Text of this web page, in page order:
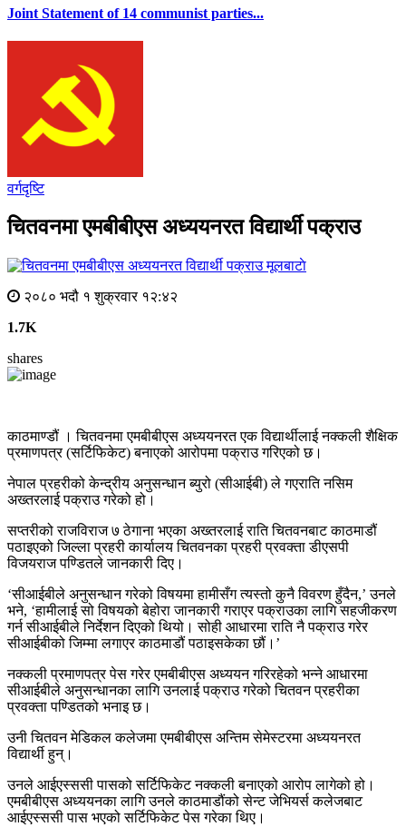
Joint Statement of 14 communist parties...
वर्गदृष्टि
चितवनमा एमबीबीएस अध्ययनरत विद्यार्थी पक्राउ
मूलबाटाे
२०८० भदौ १ शुक्रवार १२:४२
1.7K
shares
काठमाण्डौं । चितवनमा एमबीबीएस अध्ययनरत एक विद्यार्थीलाई नक्कली शैक्षिक
प्रमाणपत्र (सर्टिफिकेट) बनाएको आरोपमा पक्राउ गरिएको छ।
नेपाल प्रहरीको केन्द्रीय अनुसन्धान ब्युरो (सीआईबी) ले गएराति नसिम
अख्तरलाई पक्राउ गरेको हो।
सप्तरीको राजविराज ७ ठेगाना भएका अख्तरलाई राति चितवनबाट काठमाडौं
पठाइएको जिल्ला प्रहरी कार्यालय चितवनका प्रहरी प्रवक्ता डीएसपी
विजयराज पण्डितले जानकारी दिए।
‘सीआईबीले अनुसन्धान गरेको विषयमा हामीसँग त्यस्तो कुनै विवरण हुँदैन,’ उनले
भने, ‘हामीलाई सो विषयको बेहोरा जानकारी गराएर पक्राउका लागि सहजीकरण
गर्न सीआईबीले निर्देशन दिएको थियो। सोही आधारमा राति नै पक्राउ गरेर
सीआईबीको जिम्मा लगाएर काठमाडौं पठाइसकेका छौं।’
नक्कली प्रमाणपत्र पेस गरेर एमबीबीएस अध्ययन गरिरहेको भन्ने आधारमा
सीआईबीले अनुसन्धानका लागि उनलाई पक्राउ गरेको चितवन प्रहरीका
प्रवक्ता पण्डितको भनाइ छ।
उनी चितवन मेडिकल कलेजमा एमबीबीएस अन्तिम सेमेस्टरमा अध्ययनरत
विद्यार्थी हुन्।
उनले आईएस्ससी पासको सर्टिफिकेट नक्कली बनाएको आरोप लागेको हो।
एमबीबीएस अध्ययनका लागि उनले काठमाडौंको सेन्ट जेभियर्स कलेजबाट
आईएस्ससी पास भएको सर्टिफिकेट पेस गरेका थिए।